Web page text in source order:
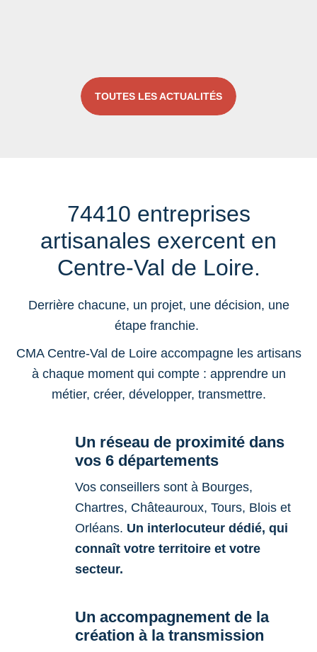
TOUTES LES ACTUALITÉS
74410 entreprises
artisanales exercent en
Centre-Val de Loire.
Derrière chacune, un projet, une décision, une
étape franchie.
CMA Centre-Val de Loire accompagne les artisans
à chaque moment qui compte : apprendre un
métier, créer, développer, transmettre.
Un réseau de proximité dans
vos 6 départements
Vos conseillers sont à Bourges,
Chartres, Châteauroux, Tours, Blois et
Orléans. Un interlocuteur dédié, qui
connaît votre territoire et votre
secteur.
Un accompagnement de la
création à la transmission